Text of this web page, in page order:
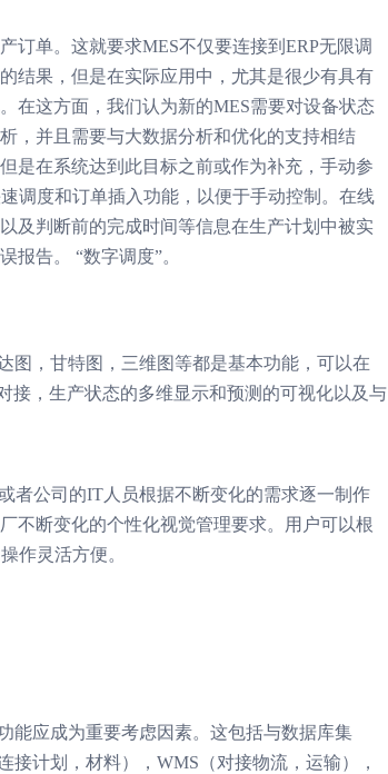
订单。这就要求MES不仅要连接到ERP无限调
结果，但是在实际应用中，尤其是很少有具有
在这方面，我们认为新的MES需要对设备状态
，并且需要与大数据分析和优化的支持相结
是在系统达到此目标之前或作为补充，手动参
调度和订单插入功能，以便于手动控制。在线
及判断前的完成时间等信息在生产计划中被实
报告。 “数字调度”。
图，甘特图，三维图等都是基本功能，可以在
接，生产状态的多维显示和预测的可视化以及与
者公司的IT人员根据不断变化的需求逐一制作
不断变化的个性化视觉管理要求。用户可以根
作灵活方便。
能应成为重要考虑因素。这包括与数据库集
计划，材料），WMS（对接物流，运输），